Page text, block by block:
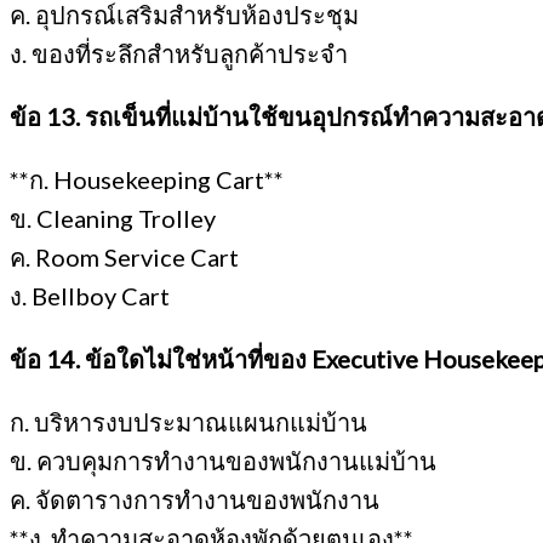
ค. อุปกรณ์เสริมสำหรับห้องประชุม
ง. ของที่ระลึกสำหรับลูกค้าประจำ
ข้อ 13. รถเข็นที่แม่บ้านใช้ขนอุปกรณ์ทำความสะอา
**ก. Housekeeping Cart**
ข. Cleaning Trolley
ค. Room Service Cart
ง. Bellboy Cart
ข้อ 14. ข้อใดไม่ใช่หน้าที่ของ Executive
ก. บริหารงบประมาณแผนกแม่บ้าน
ข. ควบคุมการทำงานของพนักงานแม่บ้าน
ค. จัดตารางการทำงานของพนักงาน